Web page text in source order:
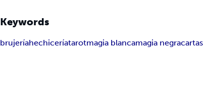
Keywords
brujeríahechiceríatarotmagia blancamagia negracartas